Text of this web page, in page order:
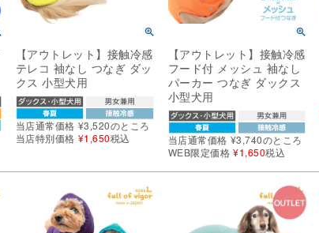
【アウトレット】接触冷感
テレコ 袖なし つなぎ ダッ
クス 小型犬用
当店通常価格 ¥3,520のところ
当店特別価格 ¥1,650税込
【アウトレット】接触冷感
フード付 メッシュ 袖なし
パーカー つなぎ ダックス
小型犬用
当店通常価格 ¥3,740のところ
WEB限定価格 ¥1,650税込